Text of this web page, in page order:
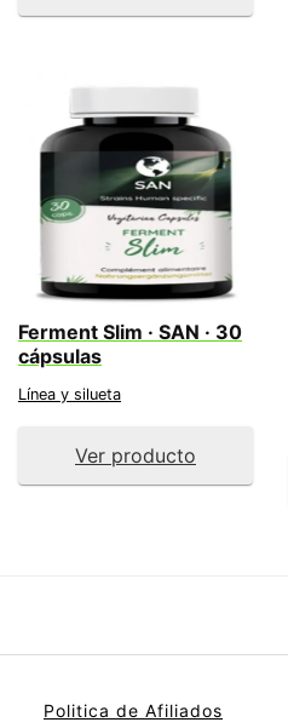
Ferment Slim · SAN · 30
cápsulas
Línea y silueta
Ver producto
Politica de Afiliados